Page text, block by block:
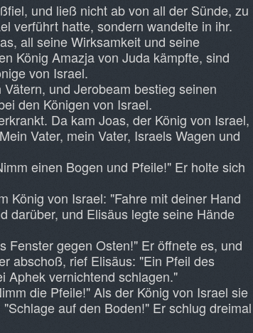
und ließ nicht ab von all der Sünde, zu
verführt hatte, sondern wandelte in ihr.
all seine Wirksamkeit und seine
König Amazja von Juda kämpfte, sind
von Israel.
und Jerobeam bestieg seinen
den Königen von Israel.
Da kam Joas, der König von Israel,
Vater, mein Vater, Israels Wagen und
einen Bogen und Pfeile!" Er holte sich
König von Israel: "Fahre mit deiner Hand
darüber, und Elisäus legte seine Hände
Fenster gegen Osten!" Er öffnete es, und
abschoß, rief Elisäus: "Ein Pfeil des
Aphek vernichtend schlagen."
die Pfeile!" Als der König von Israel sie
auf den Boden!" Er schlug dreimal